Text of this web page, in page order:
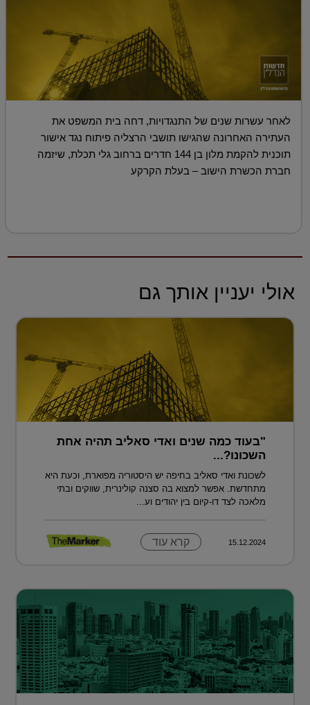
לאחר עשרות שנים של התנגדויות, דחה בית המשפט את
העתירה האחרונה שהגישו תושבי הרצליה פיתוח נגד אישור
תוכנית להקמת מלון בן 144 חדרים ברחוב גלי תכלת, שיזמה
חברת הכשרת הישוב – בעלת הקרקע
אולי יעניין אותך גם
"בעוד כמה שנים ואדי סאליב תהיה אחת
השכונו?...
לשכונת ואדי סאליב בחיפה יש היסטוריה מפוארת, וכעת היא
מתחדשת. אפשר למצוא בה סצנה קולינרית, שווקים ובתי
מלאכה לצד דו-קיום בין יהודים וע...
15.12.2024 קרא עוד